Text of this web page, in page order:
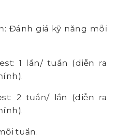
Đánh giá kỹ năng mỗi
1 lần/ tuần (diễn ra
2 tuần/ lần (diễn ra
tuần.